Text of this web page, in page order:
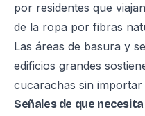
por residentes que
de la ropa por fibras
Las áreas de basura y
edificios grandes
cucarachas sin
Señales de que